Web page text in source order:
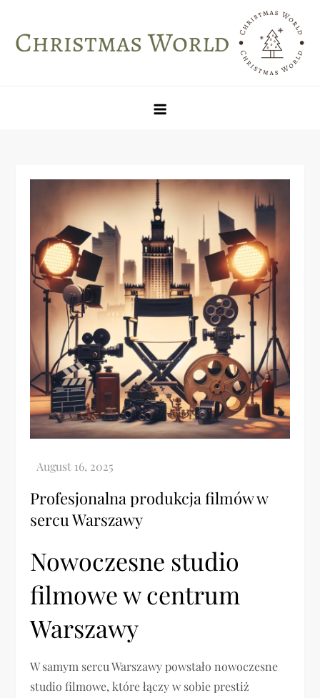
content
Profesjonalna produkcja filmów w
sercu Warszawy
Nowoczesne studio
filmowe w centrum
Warszawy
W samym sercu Warszawy powstało nowoczesne
studio filmowe, które łączy w sobie prestiż